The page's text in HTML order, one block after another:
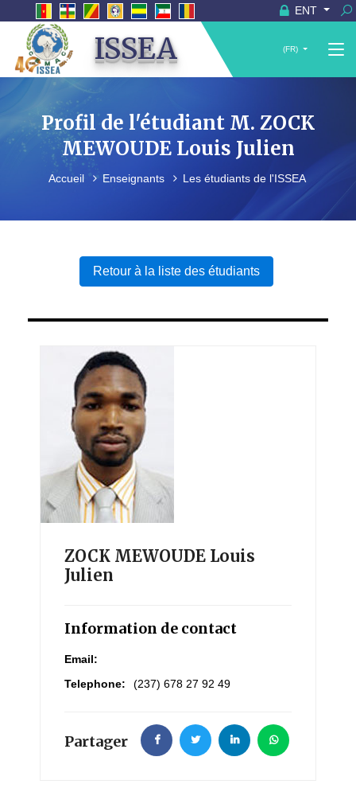
ENT
ISSEA (FR)
Profil de l'étudiant M. ZOCK
MEWOUDE Louis Julien
Accueil Enseignants Les étudiants de l'ISSEA
Retour à la liste des étudiants
ZOCK MEWOUDE Louis
Julien
Information de contact
Email:
Telephone:
(237) 678 27 92 49
Partager